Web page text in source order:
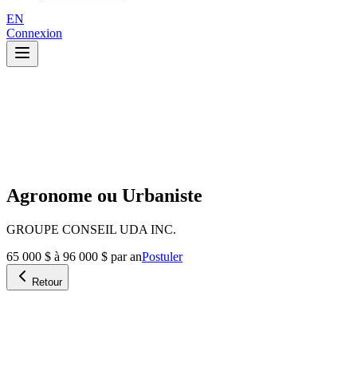
EN
Connexion
Agronome ou Urbaniste
GROUPE CONSEIL UDA INC.
65 000 $ à 96 000 $ par anPostuler
Retour